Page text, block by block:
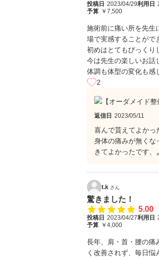
投稿日 2023/04/29利用日
予算 ￥7,500
施術前に痛い所を先生
場で実感することがで
初めはとてもびっくり
今は先生の楽しいお話
体調も体型の変化も感
2
返信日 2023/05/11
喜んで貰えてよかっ
身体の痛みが無くな
きてよかったです、
t.k さん
驚きました！
5.00
投稿日 2023/04/27利用日
予算 ￥4,000
長年、肩・首・腰の痛
く改善されず、毎日悩